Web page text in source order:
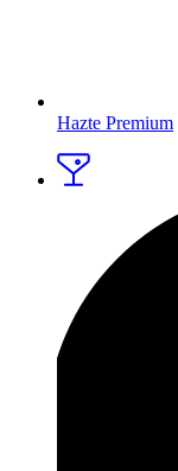
Hazte Premium